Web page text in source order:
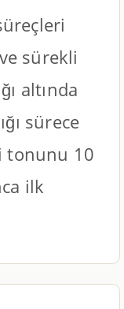
sürekli
altında
sürece
tonunu 10
ilk